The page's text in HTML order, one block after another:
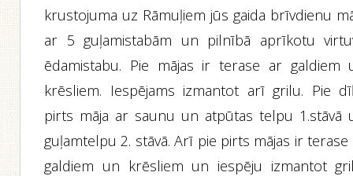
krustojuma uz Rāmuļiem jūs gaida brīvdienu
ar 5 guļamistabām un pilnībā aprīkotu
ēdamistabu. Pie mājas ir terase ar galdiem
krēsliem. Iespējams izmantot arī grilu. Pie
pirts māja ar saunu un atpūtas telpu 1.stāvā
guļamtelpu 2. stāvā. Arī pie pirts mājas ir terase
galdiem un krēsliem un iespēju izmantot